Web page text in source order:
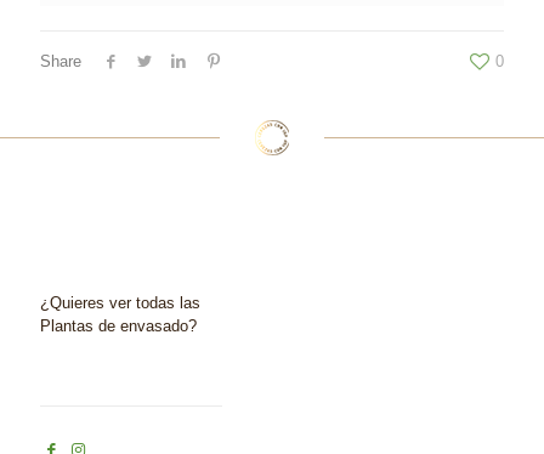
Share 0
¿Quieres ver todas las
Plantas de envasado?